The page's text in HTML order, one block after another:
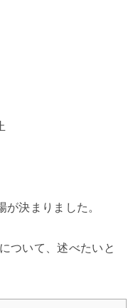
決まりました。
について、述べたいと